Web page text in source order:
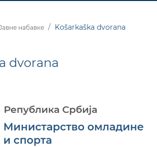
набавке Košarkaška dvorana
dvorana